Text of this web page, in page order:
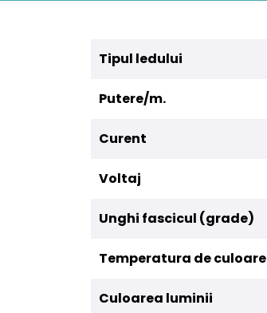
Tipul ledului
Putere/m.
Curent
Voltaj
Unghi fascicul (grade)
Temperatura de culoare
Culoarea luminii